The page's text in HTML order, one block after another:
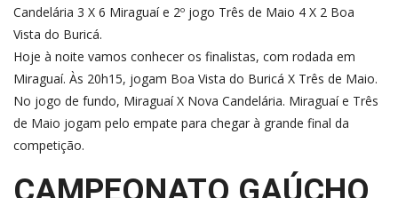
Candelária 3 X 6 Miraguaí e 2º jogo Três de Maio 4 X 2 Boa
Vista do Buricá.
Hoje à noite vamos conhecer os finalistas, com rodada em
Miraguaí. Às 20h15, jogam Boa Vista do Buricá X Três de Maio.
No jogo de fundo, Miraguaí X Nova Candelária. Miraguaí e Três
de Maio jogam pelo empate para chegar à grande final da
competição.